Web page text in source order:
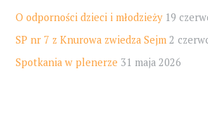
O odporności dzieci i młodzieży 19
SP nr 7 z Knurowa zwiedza Sejm 2
Spotkania w plenerze 31 maja 2026